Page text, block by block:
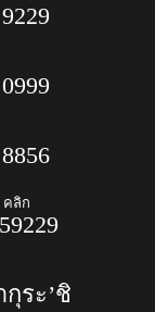
คลิก
ระ’ชิ